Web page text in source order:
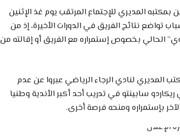
المديري للإجتماع المرتقب يوم غذ الإثنين
تواضع نتائج الفريق في الدورات الأخيرة، إذ من
الحالي بخصوص إستمراره مع الفريق أو إقالته من
المديري لنادي الرجاء الرياضي عبروا عن عدم
سابينتو في تدريب أحد أكبر الأندية وطنيا
بإستمراره ومنحه فرصة أخرى.